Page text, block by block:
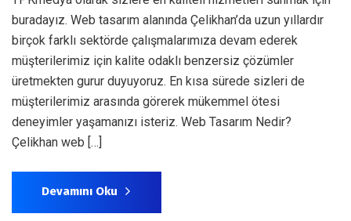
buradayız. Web tasarım alanında Çelikhan’da uzun yıllardır
birçok farklı sektörde çalışmalarımıza devam ederek
müşterilerimiz için kalite odaklı benzersiz çözümler
üretmekten gurur duyuyoruz. En kısa sürede sizleri de
müşterilerimiz arasında görerek mükemmel ötesi
deneyimler yaşamanızı isteriz. Web Tasarım Nedir?
Çelikhan web […]
Devamını Oku